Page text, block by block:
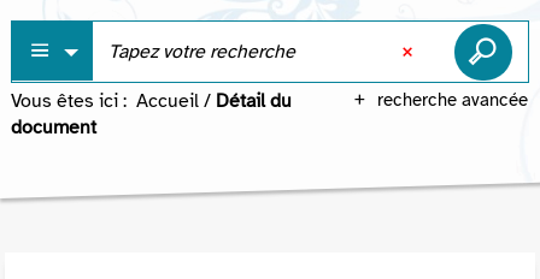
recherche avancée
Vous êtes ici : Accueil / Détail du
document